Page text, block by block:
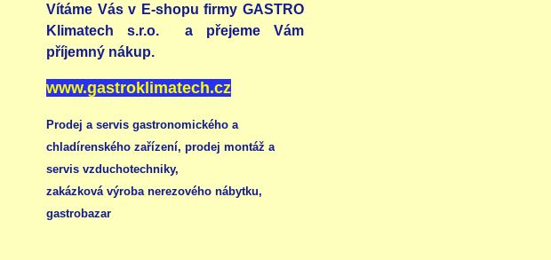
Vítáme Vás v E-shopu firmy GASTRO
Klimatech s.r.o. a přejeme Vám
příjemný nákup.
www.gastroklimatech.cz
Prodej a servis gastronomického a
chladírenského zařízení, prodej montáž a
servis vzduchotechniky,
zakázková výroba nerezového nábytku,
gastrobazar